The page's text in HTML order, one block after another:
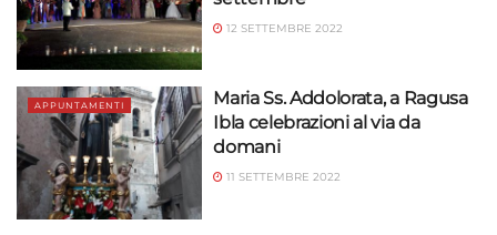
Riconoscere i dispositivi in base a informazioni
richieste attivamente.
Garantire la sicurezza, prevenire e
rilevare frodi, correggere errori, Erogare
e presentare pubblicità e contenuto,
Salvare e comunicare le scelte sulla
privacy.
12 SETTEMBRE 2022
APPUNTAMENTI
Maria Ss. Addolorata, a Ragusa
Ibla celebrazioni al via da
domani
11 SETTEMBRE 2022